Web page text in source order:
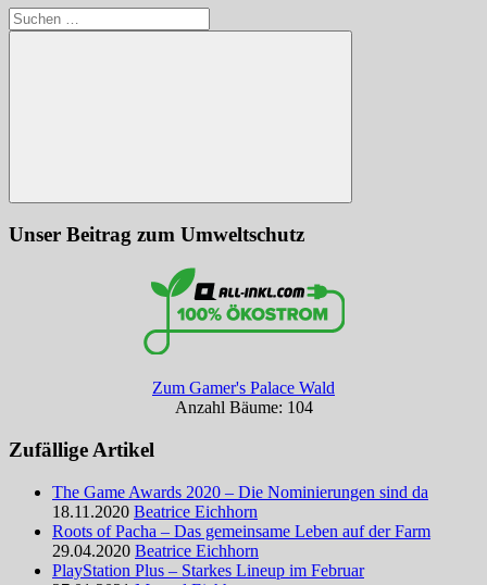
Suchen
nach:
Suchen
Unser Beitrag zum Umweltschutz
Zum Gamer's Palace Wald
Anzahl Bäume: 104
Zufällige Artikel
The Game Awards 2020 – Die Nominierungen sind da
18.11.2020 Beatrice Eichhorn
Roots of Pacha – Das gemeinsame Leben auf der Farm
29.04.2020 Beatrice Eichhorn
PlayStation Plus – Starkes Lineup im Februar